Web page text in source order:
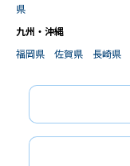
県
九州・沖縄
福岡県
佐賀県 長崎県